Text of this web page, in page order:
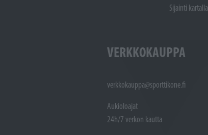
Sijainti kartalla
VERKKOKAUPPA
verkkokauppa@sporttikone.fi
Aukioloajat
24h/7 verkon kautta